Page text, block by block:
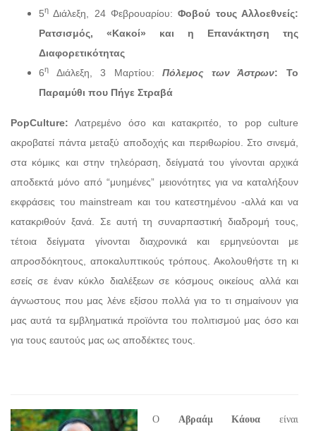
5η Διάλεξη, 24 Φεβρουαρίου:Φοβού τους Αλλοεθνείς:
Ρατσισμός, «Κακοί» και η Επανάκτηση της
Διαφορετικότητας
6η Διάλεξη, 3 Μαρτίου:Πόλεμος των Άστρων: Το
Παραμύθι που Πήγε Στραβά
PopCulture: Λατρεμένο όσο και κατακριτέο, το pop culture
ακροβατεί πάντα μεταξύ αποδοχής και περιθωρίου. Στο σινεμά,
στα κόμικς και στην τηλεόραση, δείγματά του γίνονται αρχικά
αποδεκτά μόνο από “μυημένες” μειονότητες για να καταλήξουν
εκφράσεις του mainstream και του κατεστημένου -αλλά και να
κατακριθούν ξανά. Σε αυτή τη συναρπαστική διαδρομή τους,
τέτοια δείγματα γίνονται διαχρονικά και ερμηνεύονται με
απροσδόκητους, αποκαλυπτικούς τρόπους. Ακολουθήστε τη κι
εσείς σε έναν κύκλο διαλέξεων σε κόσμους οικείους αλλά και
άγνωστους που μας λένε εξίσου πολλά για το τι σημαίνουν για
μας αυτά τα εμβληματικά προϊόντα του πολιτισμού μας όσο και
για τους εαυτούς μας ως αποδέκτες τους.
Ο Αβραάμ Κάουα είναι